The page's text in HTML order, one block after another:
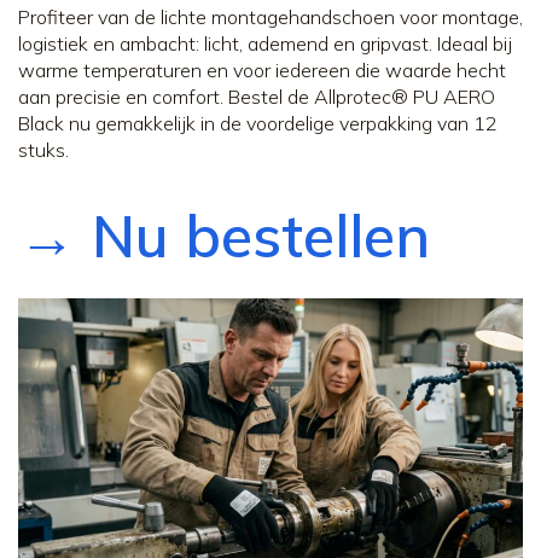
Profiteer van de lichte montagehandschoen voor montage,
logistiek en ambacht: licht, ademend en gripvast. Ideaal bij
warme temperaturen en voor iedereen die waarde hecht
aan precisie en comfort. Bestel de Allprotec® PU AERO
Black nu gemakkelijk in de voordelige verpakking van 12
stuks.
→ Nu bestellen